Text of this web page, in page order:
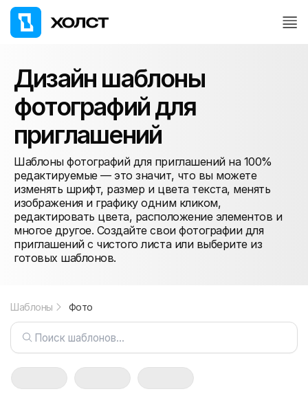
Дизайн шаблоны
фотографий для
приглашений
Шаблоны фотографий для приглашений на 100%
редактируемые — это значит, что вы можете
изменять шрифт, размер и цвета текста, менять
изображения и графику одним кликом,
редактировать цвета, расположение элементов и
многое другое. Создайте свои фотографии для
приглашений с чистого листа или выберите из
готовых шаблонов.
Шаблоны Фото